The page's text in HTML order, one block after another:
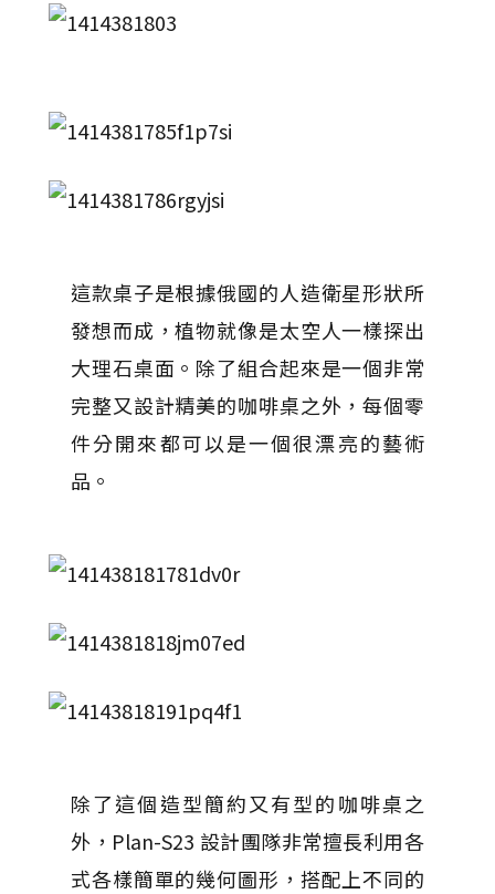
這款桌子是根據俄國的人造衛星形狀所
發想而成，植物就像是太空人一樣探出
大理石桌面。除了組合起來是一個非常
完整又設計精美的咖啡桌之外，每個零
件分開來都可以是一個很漂亮的藝術
品。
除了這個造型簡約又有型的咖啡桌之
外，Plan-S23 設計團隊非常擅長利用各
式各樣簡單的幾何圖形，搭配上不同的